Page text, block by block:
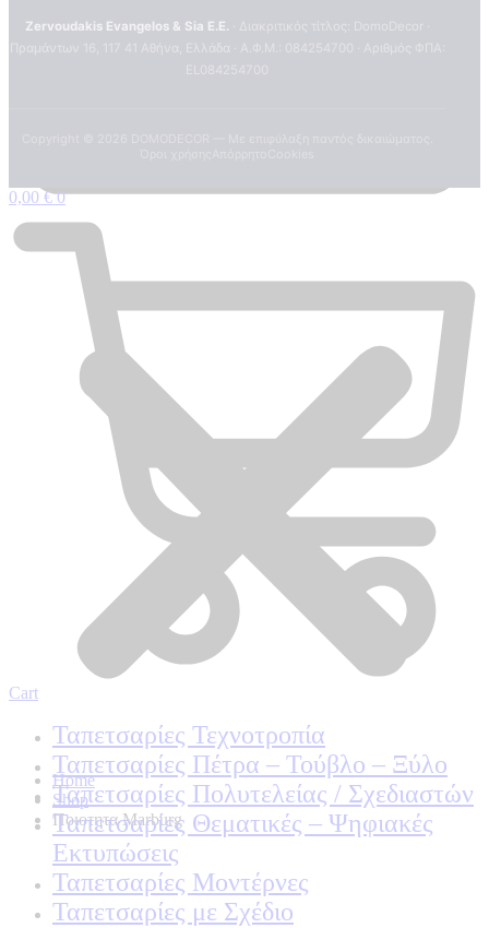
Home
Shop
Ποιοτητα Marburg
Zervoudakis Evangelos & Sia E.E.
0,00 € 0
Cart
Ταπετσαρίες Τεχνοτροπία
Ταπετσαρίες Πέτρα – Τούβλο – Ξύλο
Ταπετσαρίες Πολυτελείας / Σχεδιαστών
Ταπετσαρίες Θεματικές – Ψηφιακές
Εκτυπώσεις
Ταπετσαρίες Μοντέρνες
Ταπετσαρίες με Σχέδιο